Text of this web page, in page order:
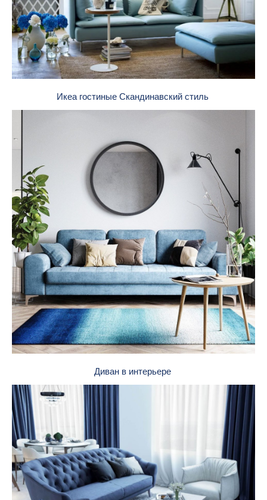
Икеа гостиные Скандинавский стиль
Диван в интерьере